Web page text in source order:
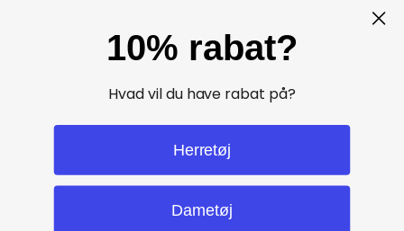
Hverdage fra kl. 10 - 16
10% rabat?
Hvad vil du have rabat på?
Herretøj
Dametøj